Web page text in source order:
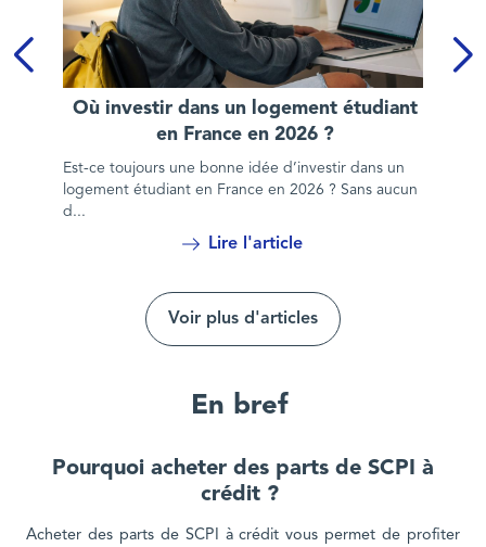
Où investir dans un logement étudiant en France en 2026 ?
Où investir dans un logement étudiant
en France en 2026 ?
Est-ce toujours une bonne idée d’investir dans un
logement étudiant en France en 2026 ? Sans aucun
d...
Lire l'article
Voir plus d'articles
En bref
Pourquoi acheter des parts de SCPI à
crédit ?
Acheter des parts de SCPI à crédit vous permet de profiter